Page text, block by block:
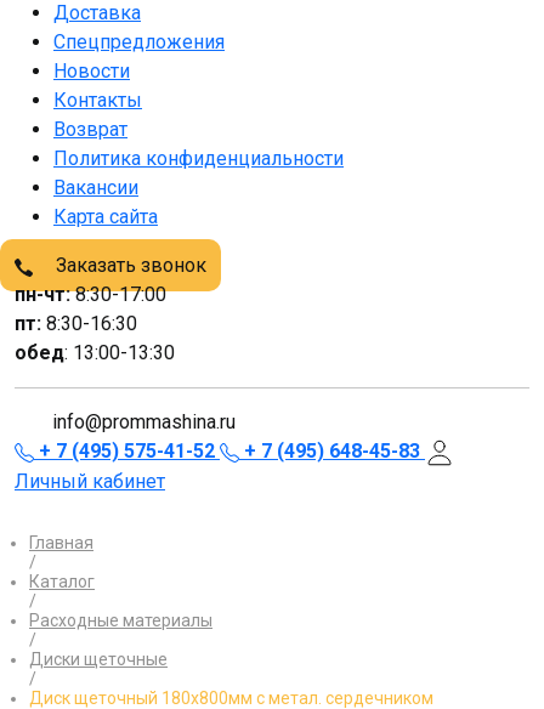
Доставка
Спецпредложения
Новости
Контакты
Возврат
Политика конфиденциальности
Вакансии
Карта сайта
Заказать звонок
пн-чт:8:30-17:00
пт: 8:30-16:30
обед: 13:00-13:30
info@prommashina.ru
+ 7 (495) 575-41-52
+ 7 (495) 648-45-83
Личный кабинет
Главная
/
Каталог
/
Расходные материалы
/
Диски щеточные
/
Диск щеточный 180х800мм с метал. сердечником